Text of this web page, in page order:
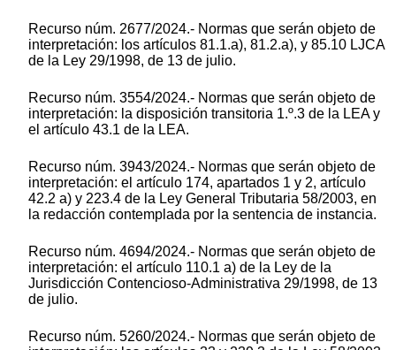
Recurso núm. 2677/2024.- Normas que serán objeto de
interpretación: los artículos 81.1.a), 81.2.a), y 85.10 LJCA
de la Ley 29/1998, de 13 de julio.
Recurso núm. 3554/2024.- Normas que serán objeto de
interpretación: la disposición transitoria 1.º.3 de la LEA y
el artículo 43.1 de la LEA.
Recurso núm. 3943/2024.- Normas que serán objeto de
interpretación: el artículo 174, apartados 1 y 2, artículo
42.2 a) y 223.4 de la Ley General Tributaria 58/2003, en
la redacción contemplada por la sentencia de instancia.
Recurso núm. 4694/2024.- Normas que serán objeto de
interpretación: el artículo 110.1 a) de la Ley de la
Jurisdicción Contencioso-Administrativa 29/1998, de 13
de julio.
Recurso núm. 5260/2024.- Normas que serán objeto de